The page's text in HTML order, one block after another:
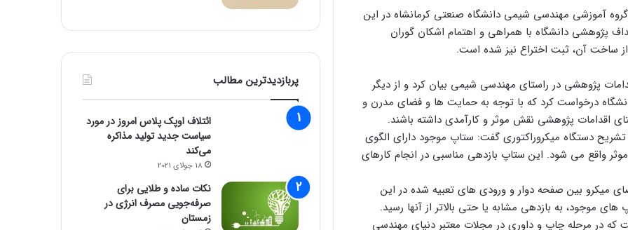
آموزشی مهندسی شیمی دانشگاه صنعتی کرمانشاه در این
دانشگاه با همراهی و اهتمام اشکان گوران
ساخت آن، ثبت اختراع نیز شده است.
پژوهشی در راستای مهندسی شیمی بیان کرد و از دیگر
درخواست کرد که با توجه به حمایت ها و فضای مدرن و
اقدامات پژوهشی نقش موثر و کارآمدی داشته باشند.
دستگاه میکروراکتوری گفت: ستاپ موجود دارای الگوی
واقع می شود. این ستاپ بازدهی مناسبی در انجام کارهای
میکرو بین صفحه دوار و ورودی های تعبیه شده در این
موجود، به بازدهی مشابه یا حتی بالاتر از آنها رسید.
در مرحله چاپ و داوری در مجلات معتبر دنیای مهندسی
پربازدیدترین مطالب
ائتلاف اوپک پلاس امروز در مورد
سیاست جدید تولید مذاکره
می‌کند
18 جولای 2021
نکات ساده و طلایی برای
صرفه‌جویی مصرف انرژی در
زمستان